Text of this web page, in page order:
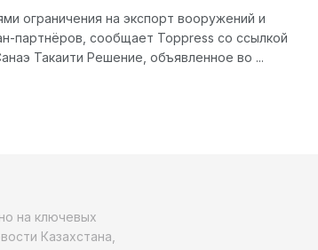
ограничения на экспорт вооружений и
партнёров, сообщает Toppress со ссылкой
Такаити Решение, объявленное во ...
на ключевых
Казахстана,